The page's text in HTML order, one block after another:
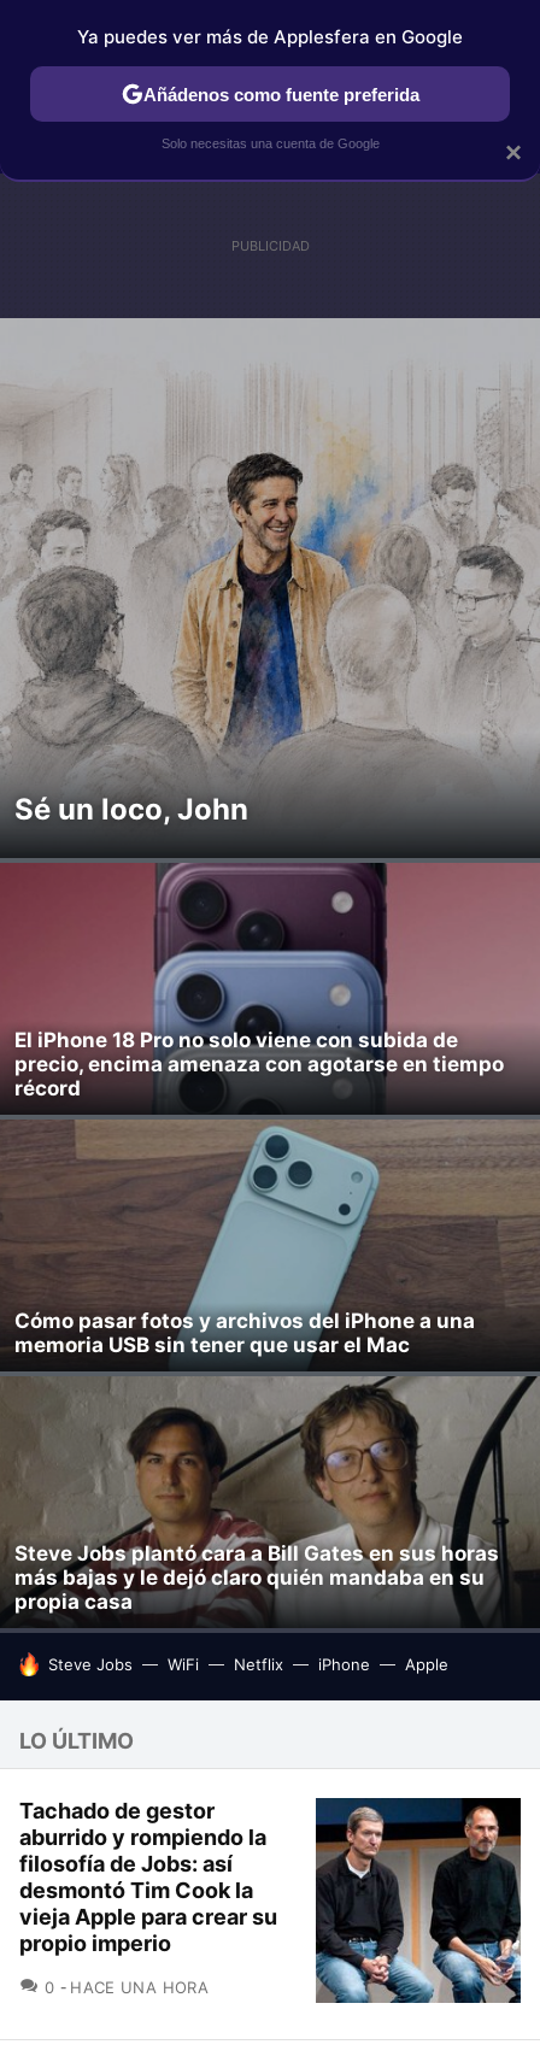
IPHONE TUTORIALES APPLESFERA SELECCIÓN
Sé un loco, John
El iPhone 18 Pro no solo viene con subida de
precio, encima amenaza con agotarse en tiempo
récord
Cómo pasar fotos y archivos del iPhone a una
memoria USB sin tener que usar el Mac
Steve Jobs plantó cara a Bill Gates en sus horas
más bajas y le dejó claro quién mandaba en su
propia casa
HOY SE HABLA DE
Steve Jobs WiFi Netflix iPhone Apple
LO ÚLTIMO
Tachado de gestor
aburrido y rompiendo la
filosofía de Jobs: así
desmontó Tim Cook la
vieja Apple para crear su
propio imperio
0 COMENTARIOS
HACE UNA HORA
×
Ya puedes ver más de Applesfera en Google
Añádenos como fuente preferida
Solo necesitas una cuenta de Google